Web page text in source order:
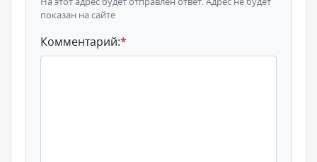
показан на сайте
Комментарий:*